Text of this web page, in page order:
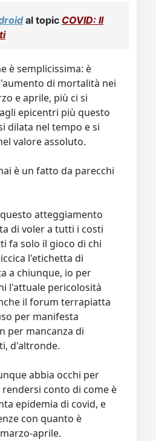
al topic COVID: Il
è semplicissima: è
di mortalità nei
e aprile, più ci si
epicentri più questo
dilata nel tempo e si
valore assoluto.
è un fatto da parecchi
atteggiamento
di voler a tutti i costi
fa solo il gioco di chi
l'etichetta di
a chiunque, io per
l'attuale pericolosità
il forum terrapiatta
per manifesta
per mancanza di
d'altronde.
abbia occhi per
conto di come è
epidemia di covid, e
con quanto è
aprile.